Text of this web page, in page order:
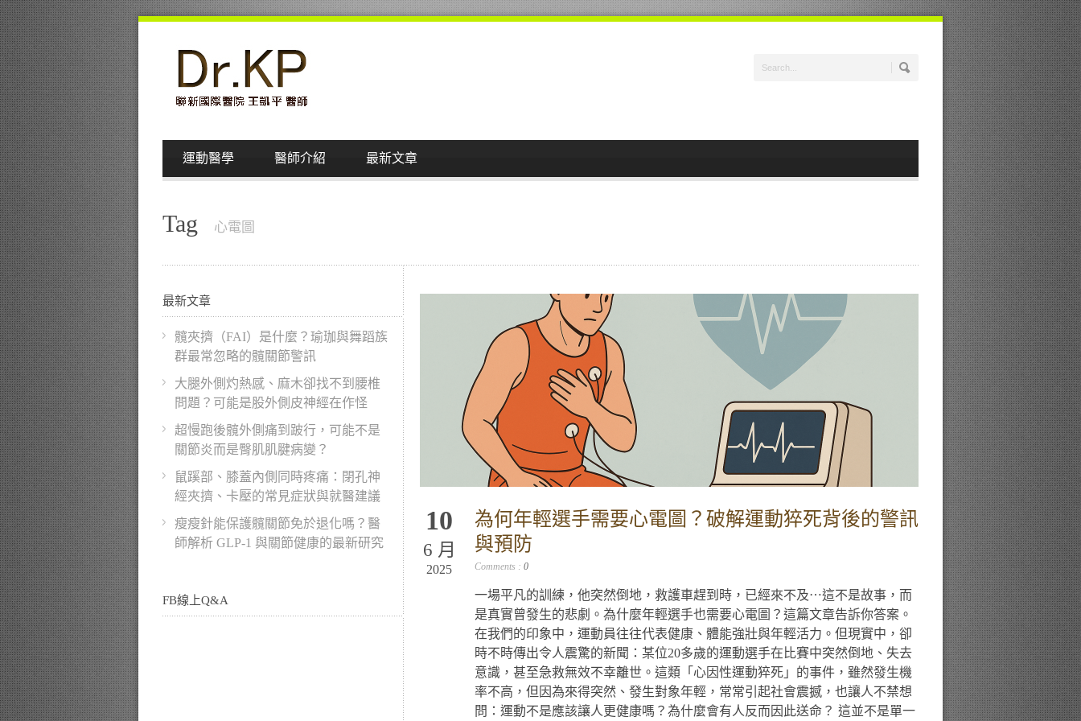
運動醫學 醫師介紹 最新文章
Tag 心電圖
10
6 月
2025
為何年輕選手需要心電圖？破解運動猝死背後的警訊
與預防
Comments : 0
一場平凡的訓練，他突然倒地，救護車趕到時，已經來不及⋯這不是故事，而
是真實曾發生的悲劇。為什麼年輕選手也需要心電圖？這篇文章告訴你答案。
在我們的印象中，運動員往往代表健康、體能強壯與年輕活力。但現實中，卻
時不時傳出令人震驚的新聞：某位20多歲的運動選手在比賽中突然倒地、失去
意識，甚至急救無效不幸離世。這類「心因性運動猝死」的事件，雖然發生機
率不高，但因為來得突然、發生對象年輕，常常引起社會震撼，也讓人不禁想
問：運動不是應該讓人更健康嗎？為什麼會有人反而因此送命？ 這並不是單一
最新文章
髖夾擠（FAI）是什麼？瑜珈與舞蹈族
群最常忽略的髖關節警訊
大腿外側灼熱感、麻木卻找不到腰椎
問題？可能是股外側皮神經在作怪
超慢跑後髖外側痛到跛行，可能不是
關節炎而是臀肌肌腱病變？
鼠蹊部、膝蓋內側同時疼痛：閉孔神
經夾擠、卡壓的常見症狀與就醫建議
瘦瘦針能保護髖關節免於退化嗎？醫
師解析 GLP-1 與關節健康的最新研究
FB線上Q&A